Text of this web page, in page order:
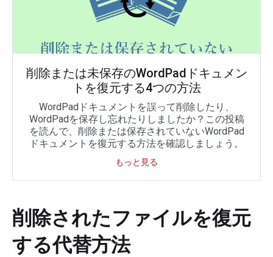
削除または未保存のWordPadドキュメン
トを復元する4つの方法
WordPadドキュメントを誤って削除したり、
WordPadを保存し忘れたりしましたか？この投稿
を読んで、削除または保存されていないWordPad
ドキュメントを復元する方法を確認しましょう。
もっと見る
削除されたファイルを復元
する代替方法